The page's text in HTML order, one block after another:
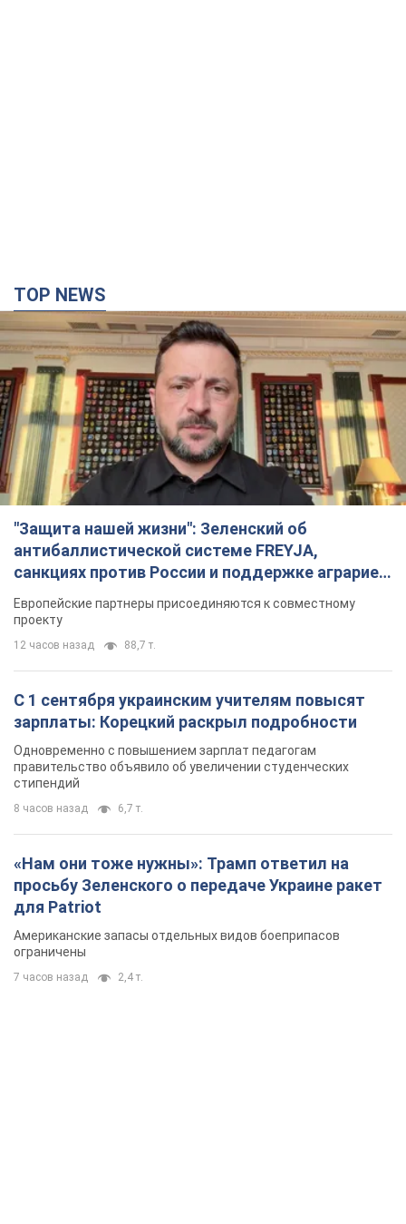
TOP NEWS
"Защита нашей жизни": Зеленский об
антибаллистической системе FREYJA,
санкциях против России и поддержке аграриев.
Видео
Европейские партнеры присоединяются к совместному
проекту
12 часов назад 88,7 т.
С 1 сентября украинским учителям повысят
зарплаты: Корецкий раскрыл подробности
Одновременно с повышением зарплат педагогам
правительство объявило об увеличении студенческих
стипендий
8 часов назад 6,7 т.
«Нам они тоже нужны»: Трамп ответил на
просьбу Зеленского о передаче Украине ракет
для Patriot
Американские запасы отдельных видов боеприпасов
ограничены
7 часов назад 2,4 т.